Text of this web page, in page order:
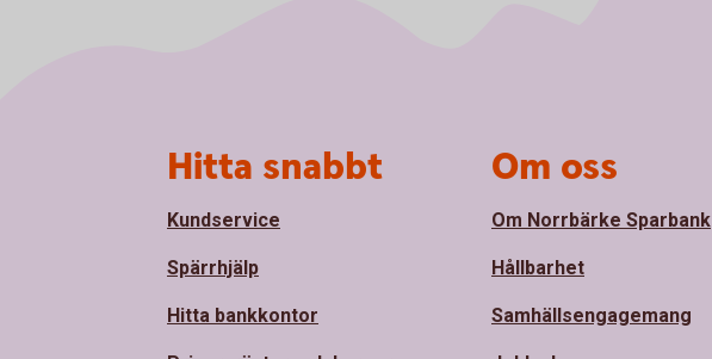
Hitta snabbt
Kundservice
Spärrhjälp
Hitta bankkontor
Om oss
Om Norrbärke Sparbank
Hållbarhet
Samhällsengagemang